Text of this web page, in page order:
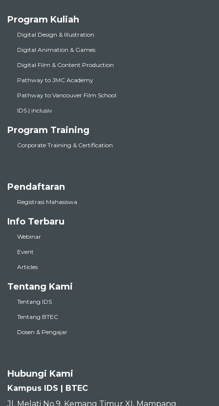
Program Kuliah
Digital Design & Illustration
Digital Animation & Games
Digital Film & Content Production
Pathway to JMC Academy
Pathway to Vancouver Film School
IDS | inclusiv
Program Training
Corporate Training & Certification
Pendaftaran
Registrasi Mahasiswa
Info Terbaru
Webinar
Event
Articles
Tentang Kami
Tentang IDS
Tentang BTEC
Dosen & Pengajar
Hubungi Kami
Kampus IDS | BTEC
Jl. Melati No.9, Kemang Timur XI, Mampang